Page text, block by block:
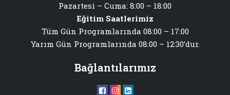
Pazartesi – Cuma: 8:00 – 18:00
Eğitim Saatlerimiz
Tüm Gün Programlarında 08:00 – 17:00
Yarım Gün Programlarında 08:00 – 12:30’dur.
Bağlantılarımız